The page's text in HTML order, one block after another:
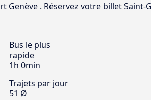
Genève . Réservez votre billet
Bus le plus
rapide
1h 0min
Trajets par jour
51 Ø